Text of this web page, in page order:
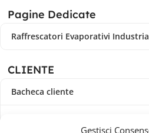
Gestisci
Pagine Dedicate
Raffrescatori Evaporativi
CLIENTE
Bacheca cliente